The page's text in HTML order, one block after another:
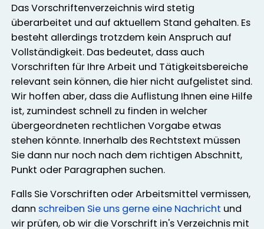
Das Vorschriftenverzeichnis wird stetig
überarbeitet und auf aktuellem Stand gehalten. Es
besteht allerdings trotzdem kein Anspruch auf
Vollständigkeit. Das bedeutet, dass auch
Vorschriften für Ihre Arbeit und Tätigkeitsbereiche
relevant sein können, die hier nicht aufgelistet sind.
Wir hoffen aber, dass die Auflistung Ihnen eine Hilfe
ist, zumindest schnell zu finden in welcher
übergeordneten rechtlichen Vorgabe etwas
stehen könnte. Innerhalb des Rechtstext müssen
Sie dann nur noch nach dem richtigen Abschnitt,
Punkt oder Paragraphen suchen.
Falls Sie Vorschriften oder Arbeitsmittel vermissen,
dann schreiben Sie uns gerne eine Nachricht und
wir prüfen, ob wir die Vorschrift in's Verzeichnis mit